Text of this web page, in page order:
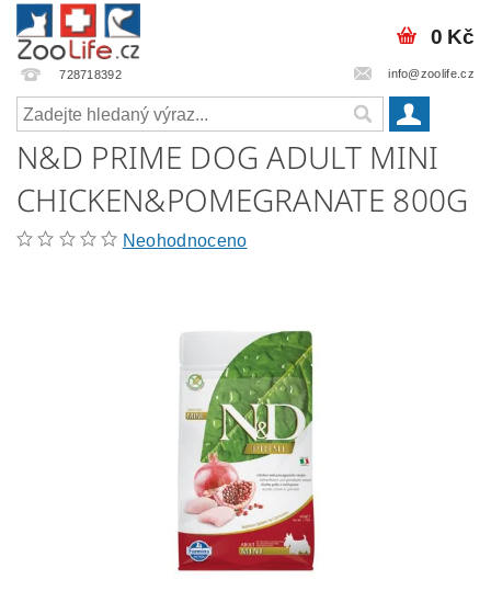
728718392 info@zoolife.cz
0 Kč
N&D PRIME DOG ADULT MINI
CHICKEN&POMEGRANATE 800G
Neohodnoceno